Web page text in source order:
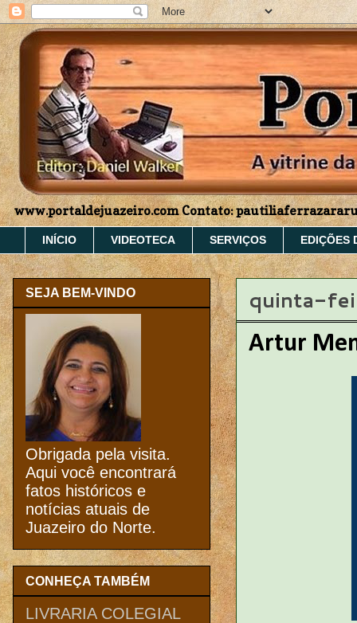
www.portaldejuazeiro.com Contato:
INÍCIO VIDEOTECA SERVIÇOS EDIÇÕES
quinta-
Artur
SEJA BEM-VINDO
Obrigada pela visita.
Aqui você encontrará
fatos históricos e
notícias atuais de
Juazeiro do Norte.
CONHEÇA TAMBÉM
LIVRARIA COLEGIAL